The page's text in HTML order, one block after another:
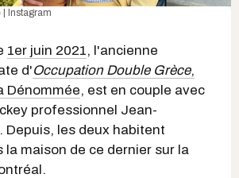
Instagram
1er juin 2021, l'ancienne
d'Occupation Double Grèce,
Dénommée, est en couple avec
professionnel Jean-
Depuis, les deux habitent
la maison de ce dernier sur la